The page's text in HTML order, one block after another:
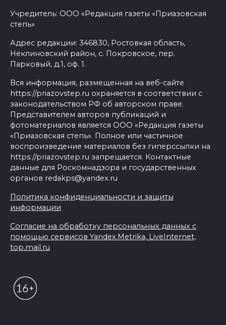
Учредитель: ООО «Редакция газеты «Приазовская
степь»
Адрес редакции: 346830, Ростовкая область,
Неклиновский район, с. Покровское, пер.
Парковый, д.1, оф. 1.
Вся информация, размещенная на веб-сайте
https://priazovstep.ru охраняется в соответствии с
законодательством РФ об авторском праве.
Представителем авторов публикаций и
фотоматериалов является ООО «Редакция газеты
«Приазовская степь». Полное или частичное
воспроизведение материалов без гиперссылки на
https://priazovstep.ru запрещается. Контактные
данные для Роскомнадзора и государственных
органов redakps@yandex.ru
Политика конфиденциальности и защиты
информации
Согласие на обработку персональных данных с
помощью сервисов Yandex.Metrika, LiveInternet,
top.mail.ru